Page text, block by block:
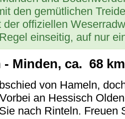
den gemütlichen
der offiziellen
einseitig, auf nur
- Minden, ca. 68 km
von Hameln,
an Hessisch
nach Rinteln. Freuen